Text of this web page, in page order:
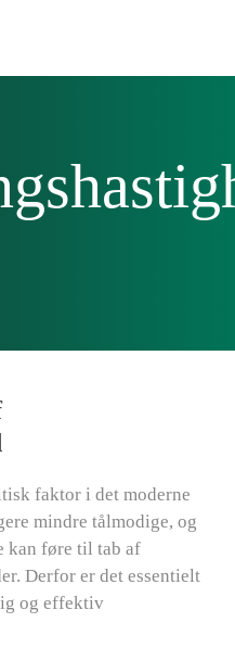
faktor i det moderne
mindre tålmodige, og
kan føre til tab af
Derfor er det essentielt
og effektiv